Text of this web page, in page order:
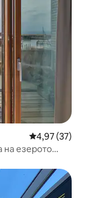
Просечна
4,97 (37)
на езерото